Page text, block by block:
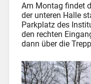
Am Montag findet
der unteren Halle
Parkplatz des
den rechten
dann über die